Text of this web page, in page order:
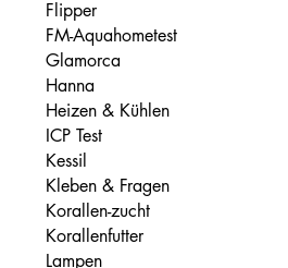
Flipper
FM-Aquahometest
Glamorca
Hanna
Heizen & Kühlen
ICP Test
Kessil
Kleben & Fragen
Korallen-zucht
Korallenfutter
Lampen